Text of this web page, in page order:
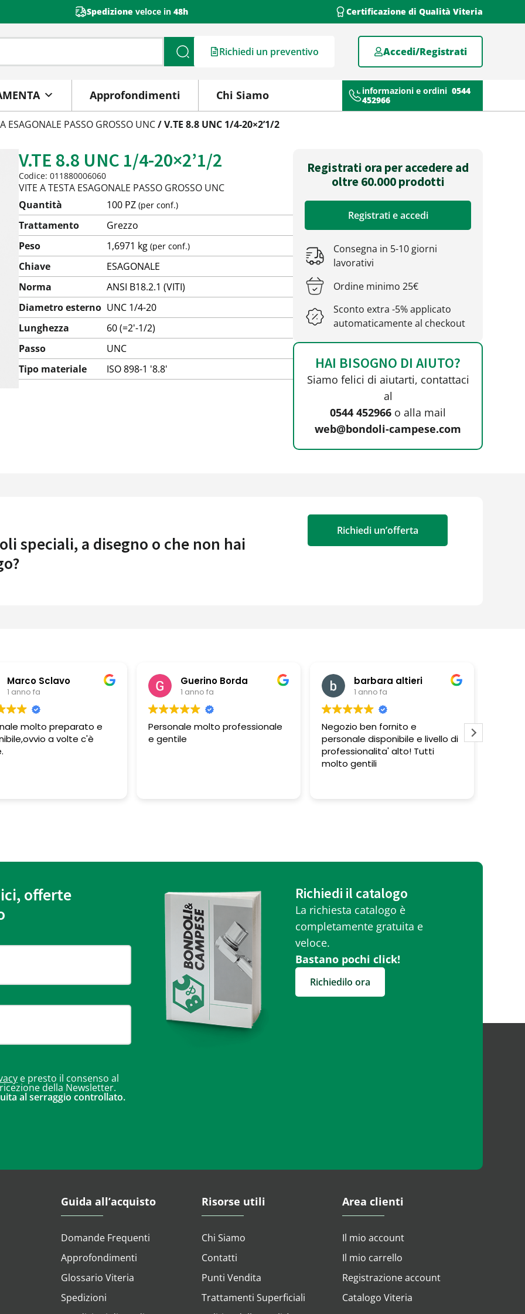
Spedizione veloce in 48h Certificazione di Qualità Viteria
Cerca Richiedi un preventivo Accedi/Registrati
Approfondimenti Chi Siamo informazioni e ordini 0544
452966
ESAGONALE PASSO GROSSO UNC/ V.TE 8.8 UNC 1/4-20×2’1/2
V.TE 8.8 UNC 1/4-20×2’1/2
Codice: 011880006060
VITE A TESTA ESAGONALE PASSO GROSSO UNC
Quantità
100 PZ (per conf.)
Trattamento
Grezzo
Peso
1,6971 kg (per conf.)
Chiave
ESAGONALE
Norma
ANSI B18.2.1 (VITI)
Diametro esterno UNC 1/4-20
Lunghezza
60 (=2'-1/2)
Passo
UNC
Tipo materiale
ISO 898-1 '8.8'
Registrati ora per accedere ad
oltre 60.000 prodotti
Registrati e accedi
Consegna in 5-10 giorni
lavorativi
Ordine minimo 25€
Sconto extra -5% applicato
automaticamente al checkout
HAI BISOGNO DI AIUTO?
Siamo felici di aiutarti, contattaci
al
0544 452966 o alla mail
web@bondoli-campese.com
speciali, a disegno o che non hai
Richiedi un’offerta
Marco Sclavo
1 anno fa
molto preparato e
a volte c'è
Guerino Borda
1 anno fa
Personale molto professionale
e gentile
barbara altieri
1 anno fa
Negozio ben fornito e
personale disponibile e livello di
professionalita' alto! Tutti
molto gentili
offerte
e presto il consenso al
della Newsletter.
al serraggio controllato.
Richiedi il catalogo
La richiesta catalogo è
completamente gratuita e
veloce.
Bastano pochi click!
Richiedilo ora
Guida all’acquisto
Domande Frequenti
Approfondimenti
Glossario Viteria
Spedizioni
Risorse utili
Chi Siamo
Contatti
Punti Vendita
Trattamenti Superficiali
Area clienti
Il mio account
Il mio carrello
Registrazione account
Catalogo Viteria